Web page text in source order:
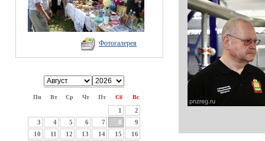
Фотогалерея
Пн Вт Ср Чт Пт Сб Вс
1
2
3
4 5 6 7 8
9
10
11 12 13 14 15
16